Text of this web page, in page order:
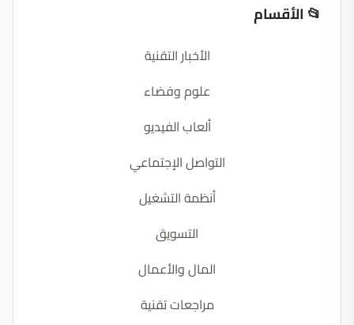
📂 الأقسام
الأخبار التقنية
علوم وفضاء
ألعاب الفيديو
التواصل الإجتماعي
أنظمة التشغيل
التسويق
المال والأعمال
مراجعات تقنية